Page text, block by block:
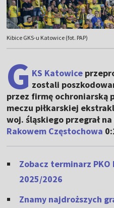
Kibice GKS-u Katowice (fot. PAP)
G KS Katowice
zostali
przez firmę ochroniarską
meczu piłkarskiej
woj. śląskiego przegrał
Rakowem Częstochowa
Zobacz terminarz
2025/2026
Znamy najdroższych